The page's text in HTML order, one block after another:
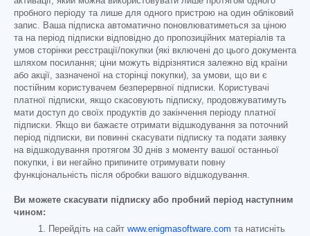
пробного періоду та лише для одного пристрою на один обліковий
запис. Ваша підписка автоматично поновлюватиметься за ціною
та на період підписки відповідно до пропозиційних матеріалів та
умов сторінки реєстрації/покупки (які включені до цього документа
шляхом посилання; ціни можуть відрізнятися залежно від країни
або акції, зазначеної на сторінці покупки), за умови, що ви є
постійним користувачем безперервної підписки. Користувачі
платної підписки, якщо скасовують підписку, продовжуватимуть
мати доступ до своїх продуктів до закінчення періоду платної
підписки. Якщо ви бажаєте отримати відшкодування за поточний
період підписки, ви повинні скасувати підписку та подати заявку
на відшкодування протягом 30 днів з моменту вашої останньої
покупки, і ви негайно припините отримувати повну
функціональність після обробки вашого відшкодування.
Ви можете скасувати підписку або пробний період наступним
чином:
Перейдіть на сайт www.enigmasoftware.com та натисніть